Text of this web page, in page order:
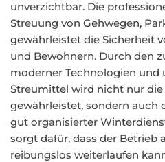
unverzichtbar. Die
Streuung von Gehwegen,
gewährleistet die Sicherheit
und Bewohnern. Durch den
moderner Technologien
Streumittel wird nicht nur
gewährleistet, sondern auch
gut organisierter
sorgt dafür, dass der Betrieb
reibungslos weiterlaufen